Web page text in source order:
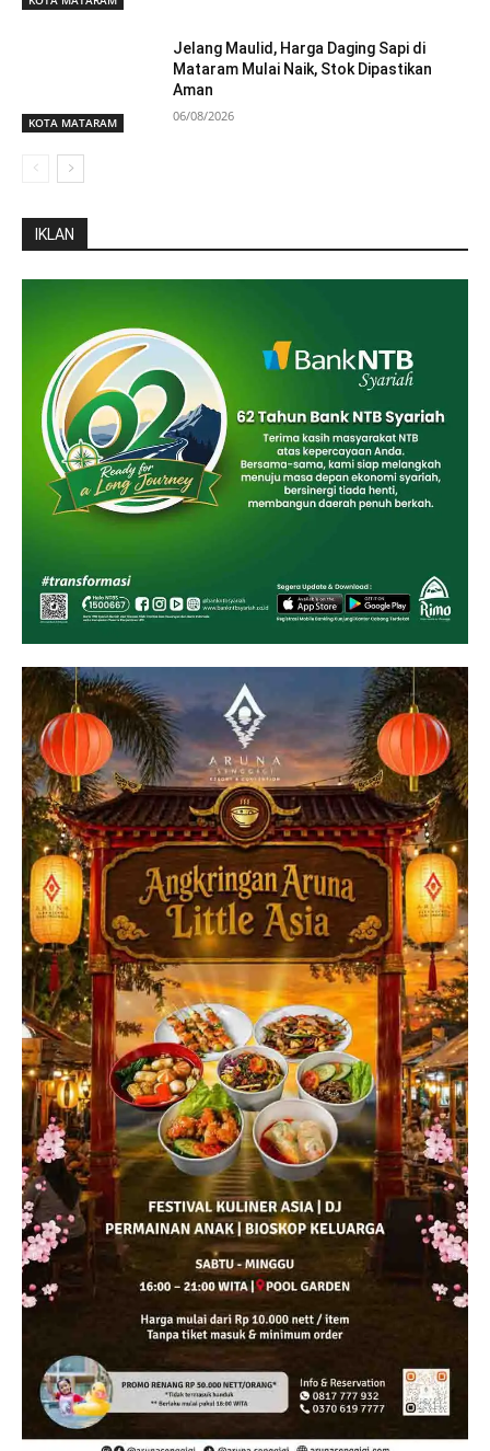
KOTA MATARAM
Jelang Maulid, Harga Daging Sapi di
Mataram Mulai Naik, Stok Dipastikan
Aman
06/08/2026
IKLAN